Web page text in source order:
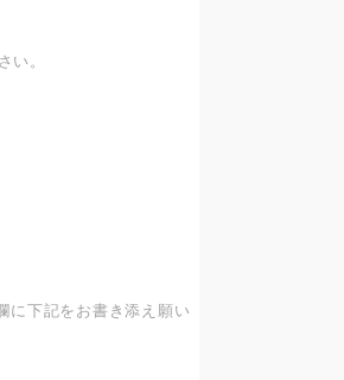
い。
に下記をお書き添え願い